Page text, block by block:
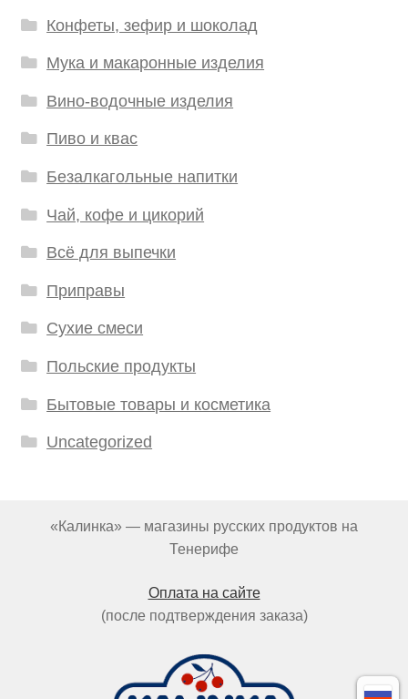
Конфеты, зефир и шоколад
Мука и макаронные изделия
Вино-водочные изделия
Пиво и квас
Безалкагольные напитки
Чай, кофе и цикорий
Всё для выпечки
Приправы
Сухие смеси
Польские продукты
Бытовые товары и косметика
Uncategorized
«Калинка» — магазины русских продуктов на
Тенерифе
Оплата на сайте
(после подтверждения заказа)